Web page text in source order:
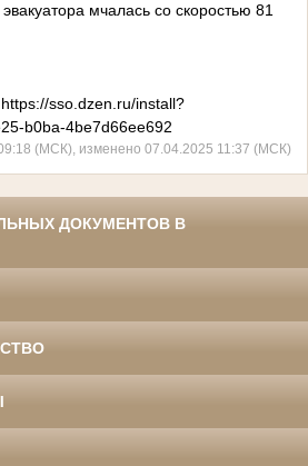
мчалась со скоростью 81
sso.dzen.ru/install?
b0ba-4be7d66ee692
(МСК), изменено 07.04.2025 11:37 (МСК)
ДОКУМЕНТОВ В